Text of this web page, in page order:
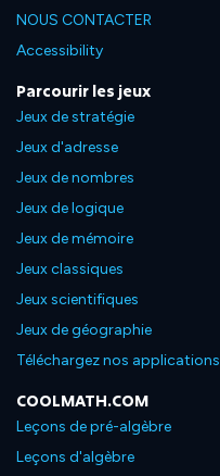
NOUS CONTACTER
Accessibility
Parcourir les jeux
Jeux de stratégie
Jeux d'adresse
Jeux de nombres
Jeux de logique
Jeux de mémoire
Jeux classiques
Jeux scientifiques
Jeux de géographie
Téléchargez nos applications
COOLMATH.COM
Leçons de pré-algèbre
Leçons d'algèbre